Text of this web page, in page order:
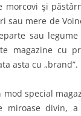
morcovi şi
sau mere de
sau
magazine cu
asta cu „brand”.
special
miroase divin, a